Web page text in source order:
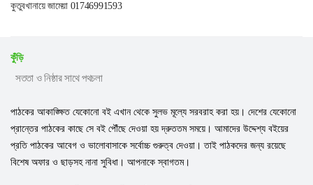
কুতুবখানায়ে জামেয়া 01746991593
কুঁড়ি
সততা ও নিষ্ঠার সাথে পথচলা
পাঠকের আকাঙ্ক্ষিত যেকোনো বই এখান থেকে সুলভ মূল্যে সরবরাহ করা হয়। দেশের যেকোনো
প্রান্তের পাঠকের কাছে সে বই পৌঁছে দেওয়া হয় দ্রুততম সময়ে। আমাদের উদ্দেশ্য বইয়ের
প্রতি পাঠকের আবেগ ও ভালোবাসাকে সর্বোচ্চ গুরুত্ব দেওয়া। তাই পাঠকদের জন্য রয়েছে
বিশেষ অফার ও ছাড়সহ নানা সুবিধা। আপনাকে স্বাগতম।